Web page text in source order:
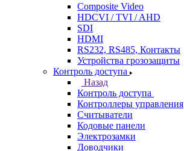
Composite Video
HDCVI / TVI / AHD
SDI
HDMI
RS232, RS485, Контакты
Устройства грозозащиты
Контроль доступа
Назад
Контроль доступа
Контроллеры управления
Считыватели
Кодовые панели
Электрозамки
Доводчики